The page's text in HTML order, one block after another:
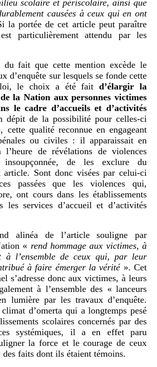
scolaire et périscolaire, ainsi que
causées à ceux qui en ont
la portée de cet article peut paraître
particulièrement attendu par les
du fait que cette mention excède le
d’enquête sur lesquels se fonde cette
loi, le choix a été faitd’élargir la
la Nation aux personnes victimes
le cadre d’accueils et d’activités
dépit de la possibilité pour celles-ci
cette qualité reconnue en engageant
ou civiles : il apparaissait en
de révélations de violences
insoupçonnée, de les exclure du
article. Sont donc visées par celui-ci
passées que les violences qui,
ont cours dans les établissements
les services d’accueil et d’activités
alinéa de l’article souligne par
« rend hommage aux victimes, à
à l’ensemble de ceux qui, par leur
à faire émerger la vérité». Cet
s’adresse donc aux victimes, à leurs
à l’ensemble des « lanceurs
lumière par les travaux d’enquête.
d’omerta qui a longtemps pesé
scolaires concernés par des
systémiques, il a en effet paru
la force et le courage de ceux
faits dont ils étaient témoins.